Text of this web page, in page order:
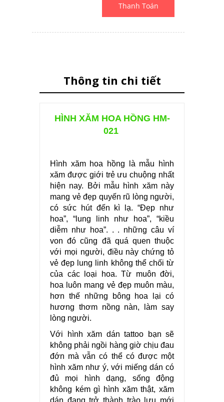
Thanh Toán
Thông tin chi tiết
HÌNH XĂM HOA HỒNG HM-
021
Hình xăm hoa hồng là mẫu hình
xăm được giới trẻ ưu chuộng nhất
hiện nay. Bởi mẫu hình xăm này
mang vẻ đẹp quyến rũ lòng người,
có sức hút đến kì lạ. “Đẹp như
hoa”, “lung linh như hoa”, “kiều
diễm như hoa”. . . những câu ví
von đó cũng đã quá quen thuộc
với mọi người, điều này chứng tỏ
vẻ đẹp lung linh không thể chối từ
của các loại hoa. Từ muôn đời,
hoa luôn mang vẻ đẹp muôn màu,
hơn thế những bông hoa lại có
hương thơm nồng nàn, làm say
lòng người.
Với hình xăm dán tattoo bạn sẽ
không phải ngồi hàng giờ chịu đau
đớn mà vẫn có thể có được một
hình xăm như ý, với miếng dán có
đủ mọi hình dạng, sống động
không kém gì hình xăm thật, xăm
dán đang trở thành trào lưu mới